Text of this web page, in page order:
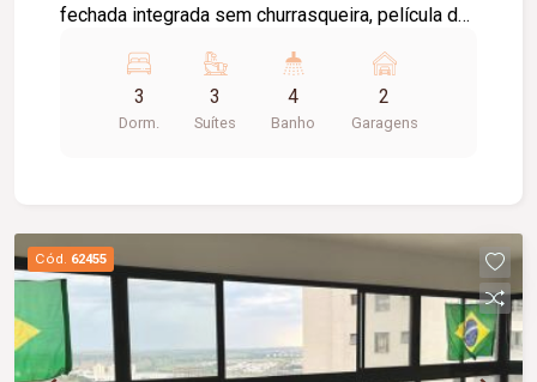
fechada integrada sem churrasqueira, película de
painéis para TV sala com lustre e painéis
laminados cozinha planejada será colocado o
cooktop, acabamento de primeira, será colocado
horas, 2 elevador, salão de festas, academia,
piscina, playground, espaço gourmet com
churrasqueira, quadras esportivas, brinquedoteca,
gás encanado.
3
Dorm.
3
Suítes
4
Banho
2
Garagens
Cód. 62455